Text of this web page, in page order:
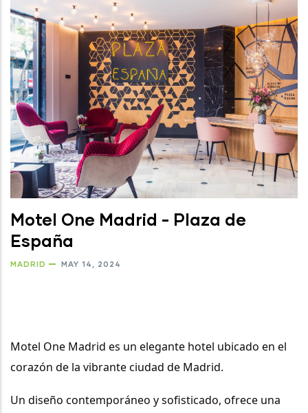
Motel One Madrid - Plaza de
España
MADRID MAY 14, 2024
Motel One Madrid es un elegante hotel ubicado en el
corazón de la vibrante ciudad de Madrid.
Un diseño contemporáneo y sofisticado, ofrece una